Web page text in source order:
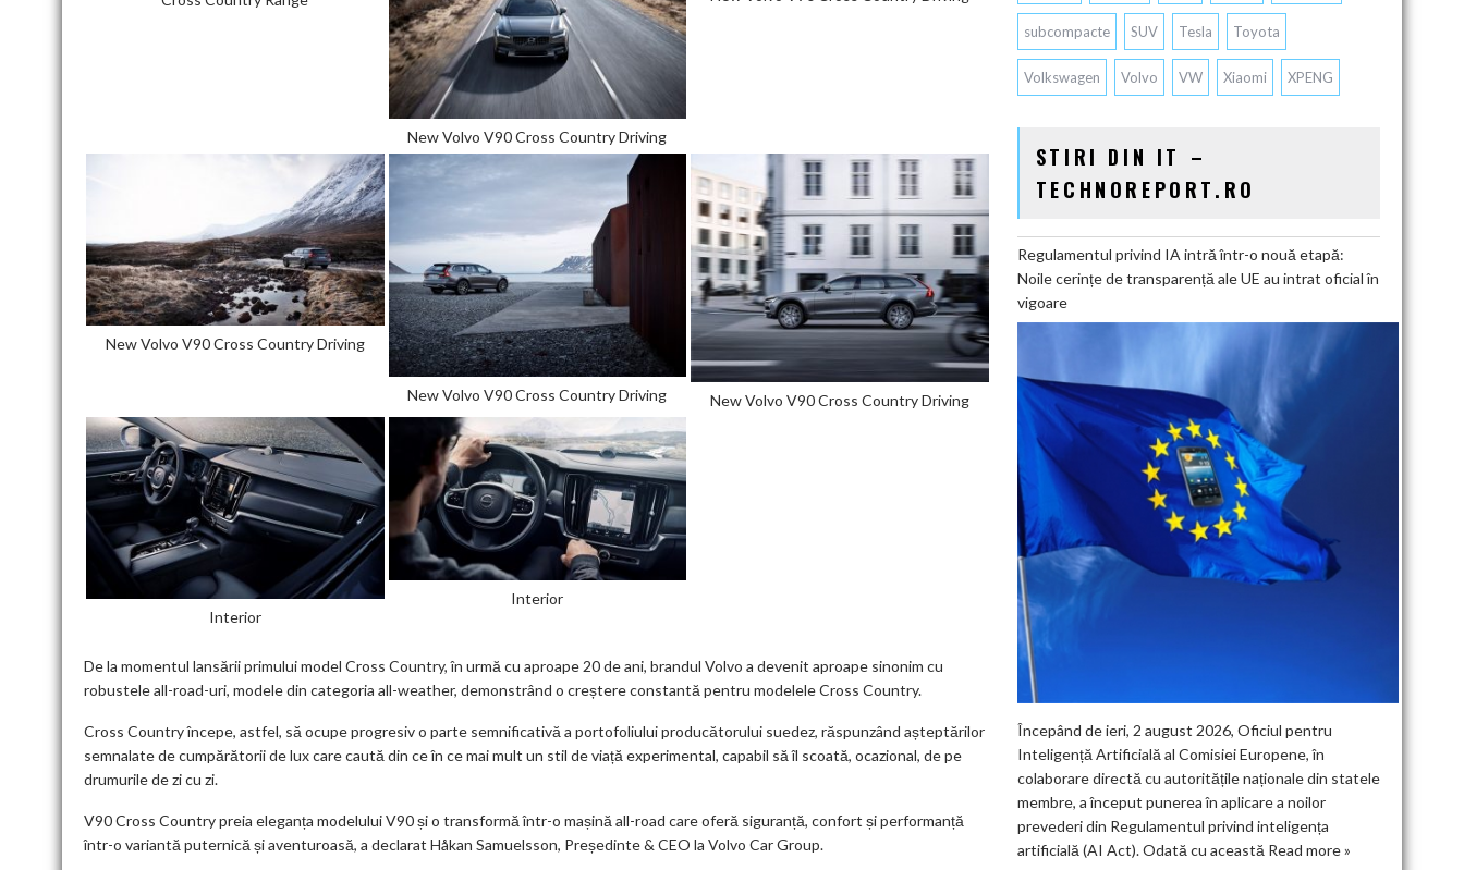
New Volvo V90 Cross Country Driving
New Volvo V90 Cross Country Driving
New Volvo V90 Cross Country Driving New Volvo V90 Cross Country Driving
Interior
Interior
De la momentul lansării primului model Cross Country, în urmă cu aproape 20 de ani, brandul Volvo a devenit aproape sinonim cu
robustele all-road-uri, modele din categoria all-weather, demonstrând o creștere constantă pentru modelele Cross Country.
Cross Country începe, astfel, să ocupe progresiv o parte semnificativă a portofoliului producătorului suedez, răspunzând așteptărilor
semnalate de cumpărătorii de lux care caută din ce în ce mai mult un stil de viață experimental, capabil să îl scoată, ocazional, de pe
drumurile de zi cu zi.
V90 Cross Country preia eleganța modelului V90 și o transformă într-o mașină all-road care oferă siguranță, confort și performanță
într-o variantă puternică și aventuroasă, a declarat Håkan Samuelsson, Președinte & CEO la Volvo Car Group.
subcompacte SUV Tesla Toyota
Volkswagen Volvo VW Xiaomi XPENG
STIRI DIN IT –
TECHNOREPORT.RO
Regulamentul privind IA intră într-o nouă etapă:
Noile cerințe de transparență ale UE au intrat oficial în
vigoare
Începând de ieri, 2 august 2026, Oficiul pentru
Inteligență Artificială al Comisiei Europene, în
colaborare directă cu autoritățile naționale din statele
membre, a început punerea în aplicare a noilor
prevederi din Regulamentul privind inteligența
artificială (AI Act). Odată cu această Read more »